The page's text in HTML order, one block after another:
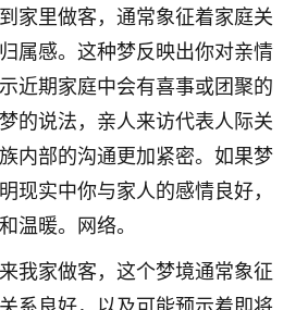
家里做客，通常象征着家庭关
属感。这种梦反映出你对亲情
近期家庭中会有喜事或团聚的
的说法，亲人来访代表人际关
内部的沟通更加紧密。如果梦
现实中你与家人的感情良好，
温暖。网络。
我家做客，这个梦境通常象征
候是抱着侥幸心理，没想到老师看
半信半疑的按照老师建议，做了化
钱粮，本来年前的人事调整，拖到年
了，结果开年一上班，开会提拔升
，职务无所谓，主要是底薪加了
，无论如何，感恩感谢！🙏🏻
职加薪！！，请客吗？�